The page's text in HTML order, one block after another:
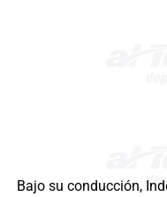
Bajo su conducción,